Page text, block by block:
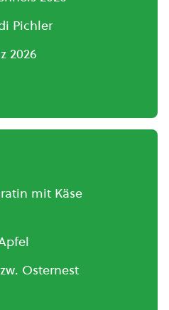
Pichler
2026
mit Käse
Osternest